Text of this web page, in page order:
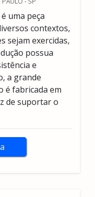
uma peça
contextos,
sejam exercidas,
possua
e
a grande
é fabricada em
de suportar o